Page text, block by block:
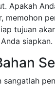
Apakah
memohon
tujuan
siapkan.
sangatlah